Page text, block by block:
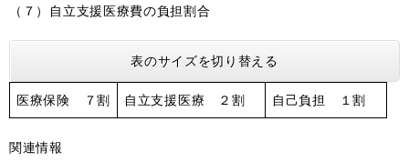
（７）自立支援医療費の負担割合
表のサイズを切り替える
医療保険 ７割 自立支援医療 ２割 自己負担 １割
関連情報